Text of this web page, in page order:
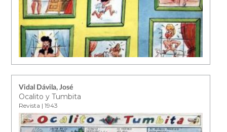
Vidal Dávila, José
Ocalito y Tumbita
Revista | 1943